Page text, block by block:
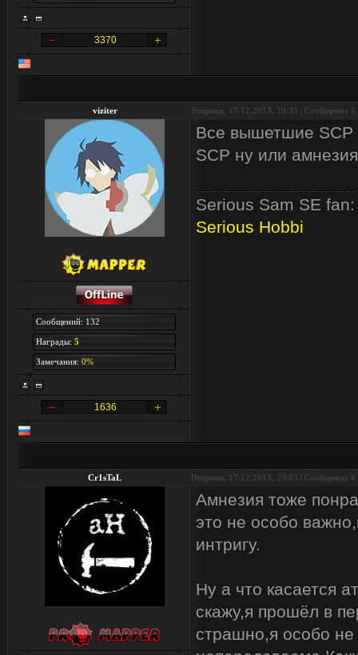
3370
viziter Вторник, 17.12.2013, 19:33 | Сообщение #
Сообщений: 132
Награды: 5
Замечания: 0%
1636
Все вышетшие SCP
SCP ну или
Serious Sam SE
Serious Hobbi
Cr1sTaL Вторник, 17.12.2013, 23:03 | Сообщение #
Амнезия тоже
это не особо
интригу.
Ну а что касается
скажу,я прошёл в
страшно,я особо не